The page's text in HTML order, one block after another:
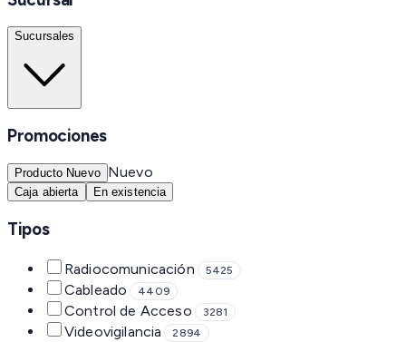
Sucursales
Promociones
Producto Nuevo Nuevo
Caja abierta En existencia
Tipos
Radiocomunicación 5425
Cableado 4409
Control de Acceso 3281
Videovigilancia 2894